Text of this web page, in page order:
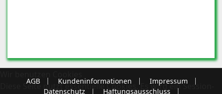
AGB Kundeninformationen
Impressum
Datenschutz
Haftungsausschluss
Diese Seite nutzt essentielle Cookies. Es wird ein Session-